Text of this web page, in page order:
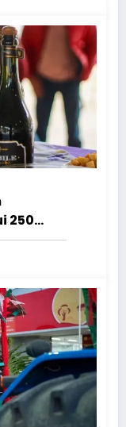
250
– Em